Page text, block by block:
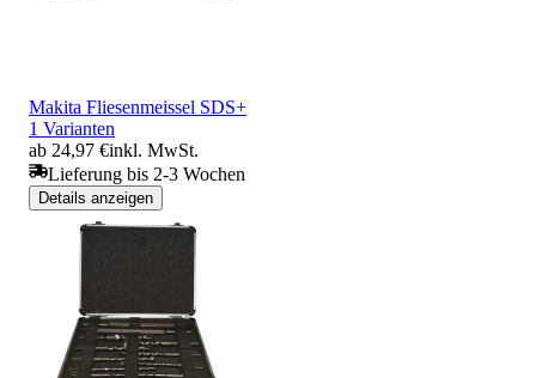
Makita Fliesenmeissel SDS+
1 Varianten
ab 24,97 €inkl. MwSt.
Lieferung bis 2-3 Wochen
Details anzeigen